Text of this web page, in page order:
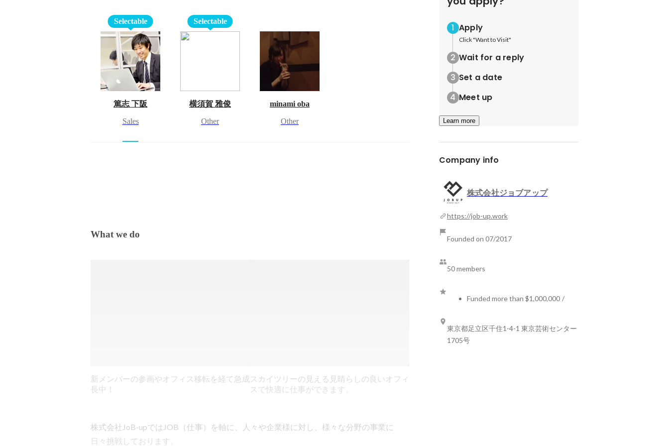
Selectable
篤志 下阪
Sales
Selectable
横須賀 雅俊
Other
minami oba
Other
What we do
新メンバーの参画やオフィス移転を経て急成
長中！
スカイツリーの見える見晴らしの良いオフィ
スで快適に仕事ができます。
株式会社JoB-upではJOB（仕事）を軸に、人々や企業様に対し、様々な分野の事業に
日々挑戦しております。
Apply
Click "Want to Visit"
Wait for a reply
Set a date
Meet up
Learn more
Company info
株式会社ジョブアップ
https://job-up.work
Founded on 07/2017
50 members
Funded more than $1,000,000 /
東京都足立区千住1-4-1 東京芸術センター
1705号